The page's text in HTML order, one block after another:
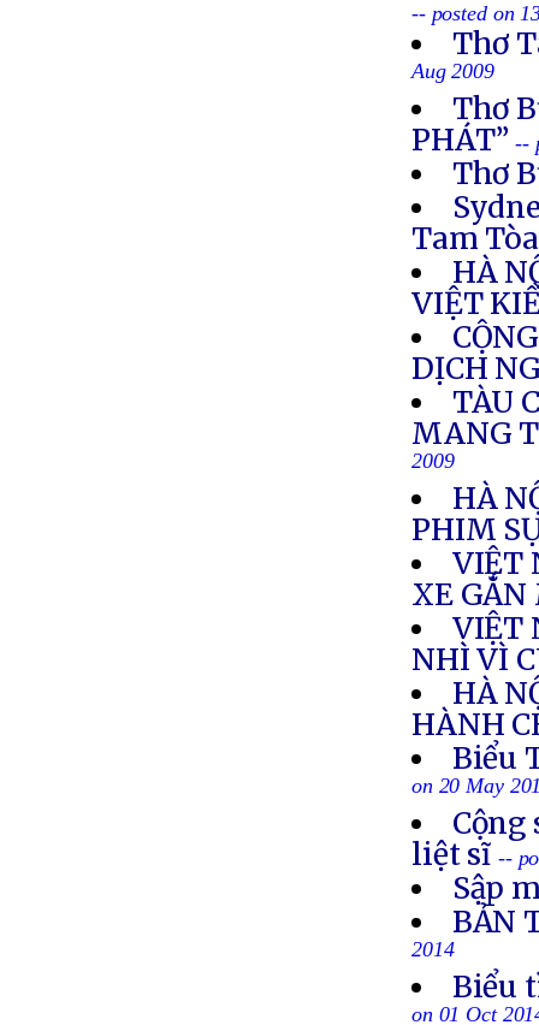
-- posted on
Thơ
Aug 2009
Thơ
PHÁT” --
Thơ
Tam
HÀ
VIỆT
DỊCH
TÀU
MANG
2009
HÀ
PHIM
VIỆT
XE
VIỆT
NHÌ VÌ
HÀ
HÀNH
Biểu
on 20 May
Cộng
liệt sĩ --
Sập
BẢN
2014
Biểu